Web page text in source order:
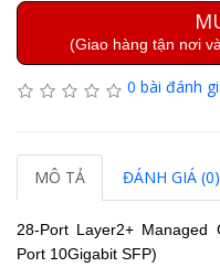
(Giao hàng tận nơi
0 bài đánh
MÔ TẢ ĐÁNH GIÁ (0)
28-Port Layer2+
Port 10Gigabit SFP)